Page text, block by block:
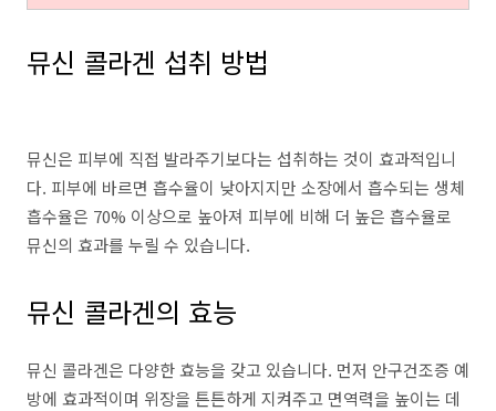
뮤신 콜라겐 섭취 방법
뮤신은 피부에 직접 발라주기보다는 섭취하는 것이 효과적입니
다. 피부에 바르면 흡수율이 낮아지지만 소장에서 흡수되는 생체
흡수율은 70% 이상으로 높아져 피부에 비해 더 높은 흡수율로
뮤신의 효과를 누릴 수 있습니다.
뮤신 콜라겐의 효능
뮤신 콜라겐은 다양한 효능을 갖고 있습니다. 먼저 안구건조증 예
방에 효과적이며 위장을 튼튼하게 지켜주고 면역력을 높이는 데